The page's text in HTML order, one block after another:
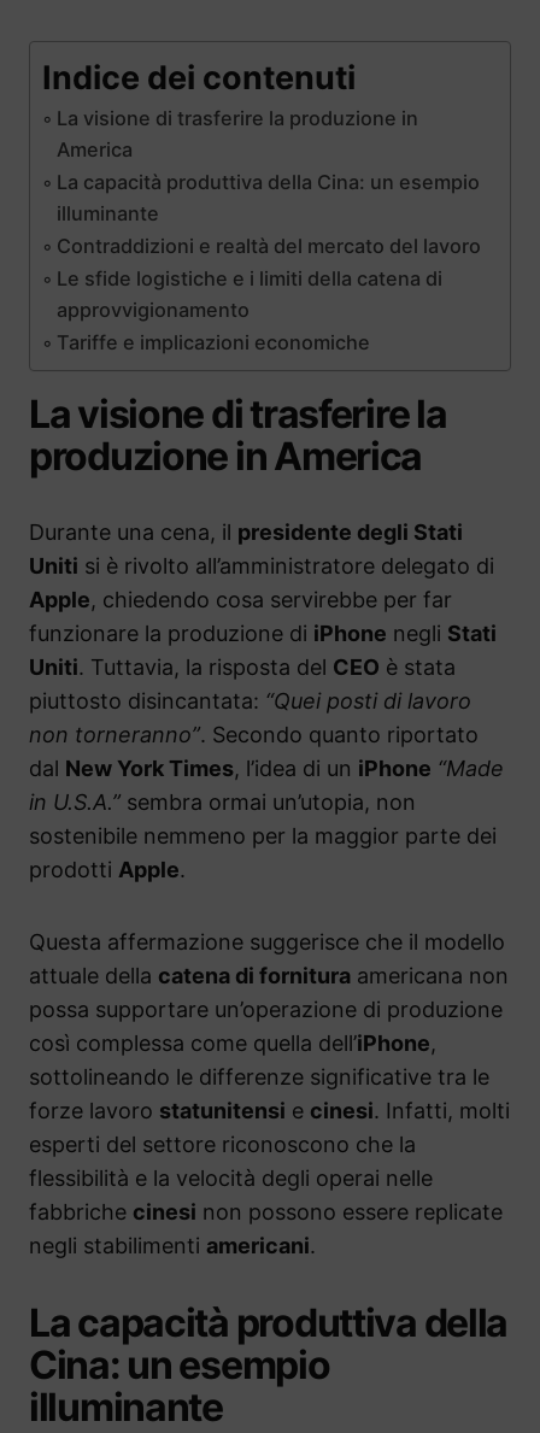
Indice dei contenuti
La visione di trasferire la produzione in
America
La capacità produttiva della Cina: un esempio
illuminante
Contraddizioni e realtà del mercato del lavoro
Le sfide logistiche e i limiti della catena di
approvvigionamento
Tariffe e implicazioni economiche
La visione di trasferire la
produzione in America
Durante una cena, il presidente degli Stati
Uniti si è rivolto all’amministratore delegato di
Apple, chiedendo cosa servirebbe per far
funzionare la produzione di iPhone negli Stati
Uniti. Tuttavia, la risposta del CEO è stata
piuttosto disincantata: “Quei posti di lavoro
non torneranno”. Secondo quanto riportato
dal New York Times, l’idea di un iPhone “Made
in U.S.A.” sembra ormai un’utopia, non
sostenibile nemmeno per la maggior parte dei
prodotti Apple.
Questa affermazione suggerisce che il modello
attuale della catena di fornitura americana non
possa supportare un’operazione di produzione
così complessa come quella dell’iPhone,
sottolineando le differenze significative tra le
forze lavoro statunitensi e cinesi. Infatti, molti
esperti del settore riconoscono che la
flessibilità e la velocità degli operai nelle
fabbriche cinesi non possono essere replicate
negli stabilimenti americani.
La capacità produttiva della
Cina: un esempio
illuminante